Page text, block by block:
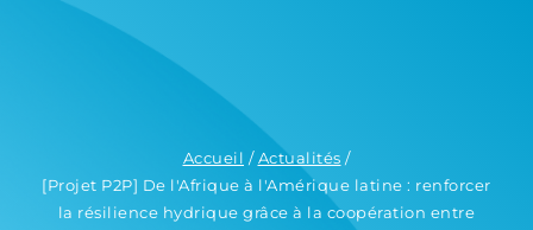
Accueil /Actualités /
[Projet P2P] De l'Afrique à l'Amérique latine : renforcer
la résilience hydrique grâce à la coopération entre